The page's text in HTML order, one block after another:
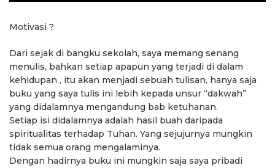
Motivasi ?
Dari sejak di bangku sekolah, saya memang senang
menulis, bahkan setiap apapun yang terjadi di dalam
kehidupan , itu akan menjadi sebuah tulisan, hanya saja
buku yang saya tulis ini lebih kepada unsur “dakwah”
yang didalamnya mengandung bab ketuhanan.
Setiap isi didalamnya adalah hasil buah daripada
spiritualitas terhadap Tuhan. Yang sejujurnya mungkin
tidak semua orang mengalaminya.
Dengan hadirnya buku ini mungkin saja saya pribadi